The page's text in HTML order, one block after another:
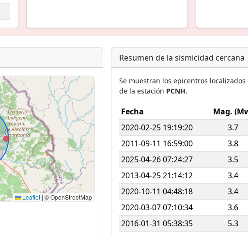
Leaflet |© OpenStreetMap
Resumen de la sismicidad cercana
Se muestran los epicentros
de la estación PCNH.
Fecha Mag.
2020-02-25 19:19:20
3.7
2011-09-11 16:59:00
3.8
2025-04-26 07:24:27
3.5
2013-04-25 21:14:12
3.4
2020-10-11 04:48:18
3.4
2020-03-07 07:10:34
3.6
2016-01-31 05:38:35
5.3